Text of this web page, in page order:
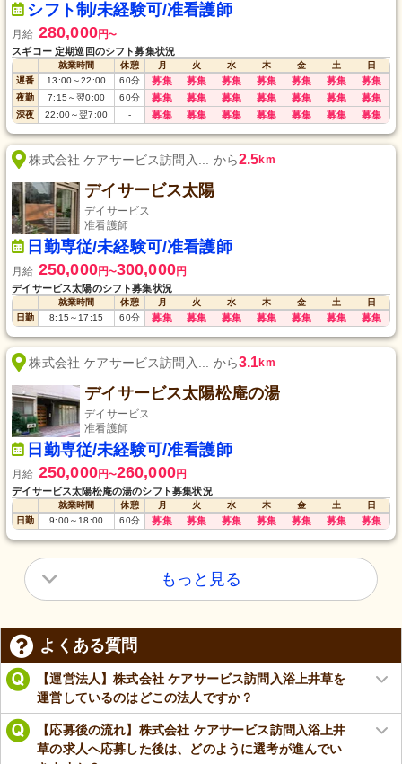
シフト制/未経験可/准看護師
月給 280,000円〜
スギコー 定期巡回のシフト募集状況
就業時間 休憩 月 火 水 木 金 土
日
遅番
13:00～22:00 60分 募集 募集 募集 募集 募集 募集 募集
夜勤 7:15 ～翌0:00 60分 募集 募集 募集 募集 募集 募集 募集
深夜 22:00～翌7:00 - 募集 募集 募集 募集 募集 募集 募集
株式会社 ケアサービス訪問入... から2.5km
デイサービス太陽
デイサービス
准看護師
日勤専従/未経験可/准看護師
月給 250,000円〜300,000円
デイサービス太陽のシフト募集状況
就業時間 休憩 月 火 水 木 金 土
日
日勤
8:15 ～17:15 60分 募集 募集 募集 募集 募集 募集 募集
株式会社 ケアサービス訪問入... から3.1km
デイサービス太陽松庵の湯
デイサービス
准看護師
日勤専従/未経験可/准看護師
月給 250,000円〜260,000円
デイサービス太陽松庵の湯のシフト募集状況
就業時間 休憩 月 火 水 木 金 土
日
日勤
9:00～18:00 60分 募集 募集 募集 募集 募集 募集 募集
もっと見る
よくある質問
【運営法人】株式会社 ケアサービス訪問入浴上井草を
運営しているのはどこの法人ですか？
【応募後の流れ】株式会社 ケアサービス訪問入浴上井
草の求人へ応募した後は、どのように選考が進んでい